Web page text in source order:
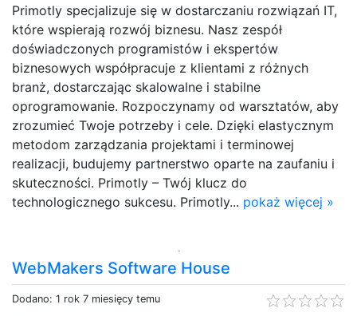
Primotly specjalizuje się w dostarczaniu rozwiązań IT,
które wspierają rozwój biznesu. Nasz zespół
doświadczonych programistów i ekspertów
biznesowych współpracuje z klientami z różnych
branż, dostarczając skalowalne i stabilne
oprogramowanie. Rozpoczynamy od warsztatów, aby
zrozumieć Twoje potrzeby i cele. Dzięki elastycznym
metodom zarządzania projektami i terminowej
realizacji, budujemy partnerstwo oparte na zaufaniu i
skuteczności. Primotly – Twój klucz do
technologicznego sukcesu. Primotly... pokaż więcej »
WebMakers Software House
Dodano: 1 rok 7 miesięcy temu